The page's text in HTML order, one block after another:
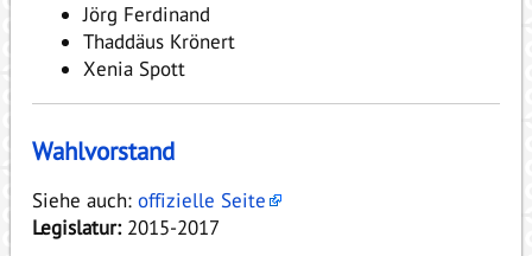
Jörg Ferdinand
Thaddäus Krönert
Xenia Spott
Wahlvorstand
Siehe auch: offizielle Seite
Legislatur:2015-2017